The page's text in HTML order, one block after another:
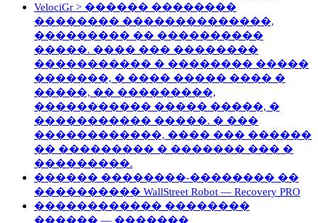
VelociGr > ������ ��������
�������� ��������������,
��������� �� ����������
�����. ���� ��� ��������
����������� � �������� �����
�������, � ���� ����� ���� �
�����, �� ���������,
����������� ����� �����, �
����������� �����. � ���
������������, ���� ��� ������
�� ��������� � ������� ��� �
���������.
������ ��������-�������� ��
���������� WallStreet Robot — Recovery PRO
������������ ��������
������ — �������